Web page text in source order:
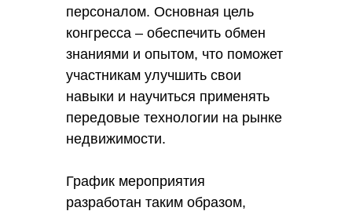
персоналом. Основная цель
конгресса – обеспечить обмен
знаниями и опытом, что поможет
участникам улучшить свои
навыки и научиться применять
передовые технологии на рынке
недвижимости.
График мероприятия
разработан таким образом,